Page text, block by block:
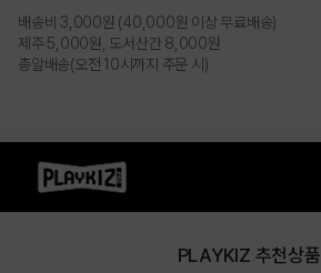
배송비 3,000원 (40,000원 이상 무료배송)
제주 5,000원, 도서산간 8,000원
총알배송(오전 10시까지 주문 시)
PLAYKIZ 추천상품